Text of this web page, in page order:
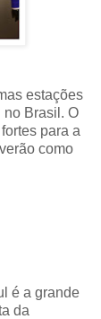
estações
no Brasil. O
para a
como
é a grande
da